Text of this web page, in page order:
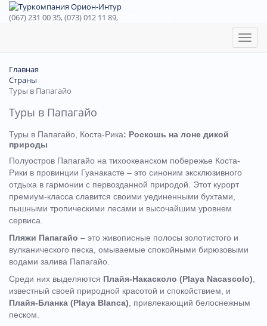
(067) 231 00 35, (073) 012 11 89,
Toggle
Главная
Страны
Туры в Папагайо
Туры в Папагайо
Туры в Папагайо, Коста-Рика: Роскошь на лоне дикой
природы
Полуостров Папагайо на тихоокеанском побережье Коста-
Рики в провинции Гуанакасте – это синоним эксклюзивного
отдыха в гармонии с первозданной природой. Этот курорт
премиум-класса славится своими уединенными бухтами,
пышными тропическими лесами и высочайшим уровнем
сервиса.
Пляжи Папагайо – это живописные полосы золотистого и
вулканического песка, омываемые спокойными бирюзовыми
водами залива Папагайо.
Среди них выделяются Плайя-Накасколо (Playa Nacascolo)
известный своей природной красотой и спокойствием, и
Плайя-Бланка (Playa Blanca) , привлекающий белоснежным
песком.